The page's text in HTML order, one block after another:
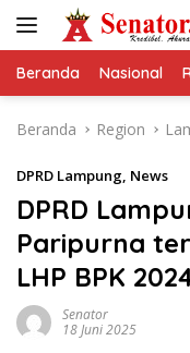
Beranda Nasional
Beranda Region
DPRD Lampung, News
DPRD
Paripurna
LHP BPK
Senator
18 Juni 2025